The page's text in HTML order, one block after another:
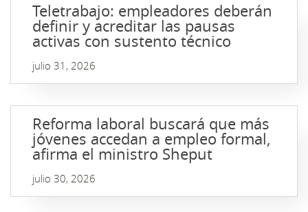
Teletrabajo: empleadores deberán
definir y acreditar las pausas
activas con sustento técnico
julio 31, 2026
Reforma laboral buscará que más
jóvenes accedan a empleo formal,
afirma el ministro Sheput
julio 30, 2026